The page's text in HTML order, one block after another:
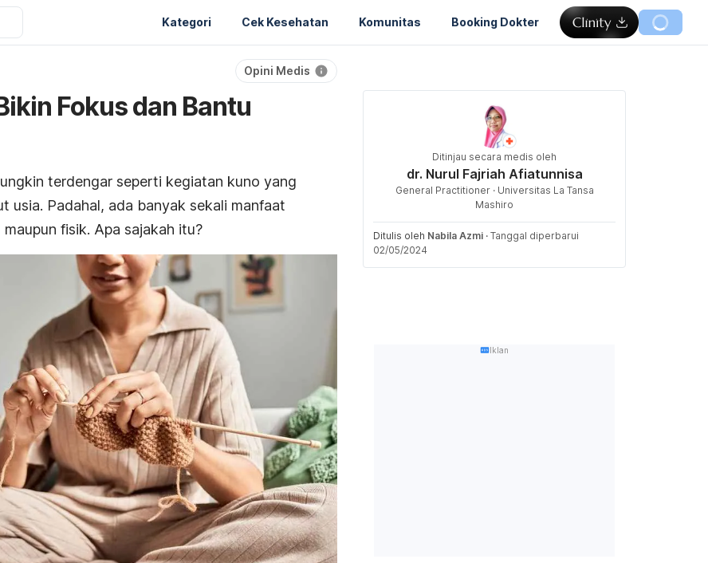
Kategori Cek Kesehatan Komunitas Booking Dokter
Opini Medis
Fokus dan Bantu
terdengar seperti kegiatan kuno yang
usia. Padahal, ada banyak sekali manfaat
maupun fisik. Apa sajakah itu?
Ditinjau secara medis oleh
dr. Nurul Fajriah Afiatunnisa
General Practitioner · Universitas La Tansa
Mashiro
Ditulis oleh Nabila Azmi · Tanggal diperbarui
02/05/2024
Iklan